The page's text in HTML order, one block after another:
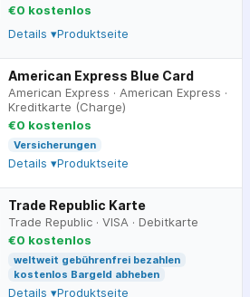
€0 kostenlos
Details ▾Produktseite
American Express Blue Card
American Express · American Express ·
Kreditkarte (Charge)
€0 kostenlos
Versicherungen
Details ▾Produktseite
Trade Republic Karte
Trade Republic · VISA · Debitkarte
€0 kostenlos
weltweit gebührenfrei bezahlen
kostenlos Bargeld abheben
Details ▾Produktseite